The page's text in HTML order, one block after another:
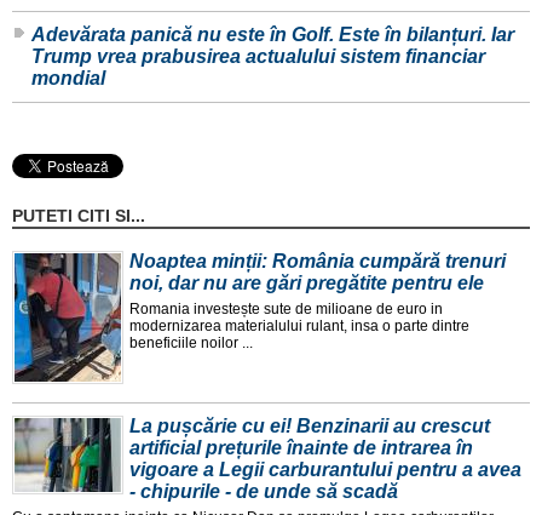
Adevărata panică nu este în Golf. Este în bilanțuri. Iar
Trump vrea prabusirea actualului sistem financiar
mondial
PUTETI CITI SI...
Noaptea minții: România cumpără trenuri
noi, dar nu are gări pregătite pentru ele
Romania investește sute de milioane de euro in
modernizarea materialului rulant, insa o parte dintre
beneficiile noilor ...
La pușcărie cu ei! Benzinarii au crescut
artificial prețurile înainte de intrarea în
vigoare a Legii carburantului pentru a avea
- chipurile - de unde să scadă